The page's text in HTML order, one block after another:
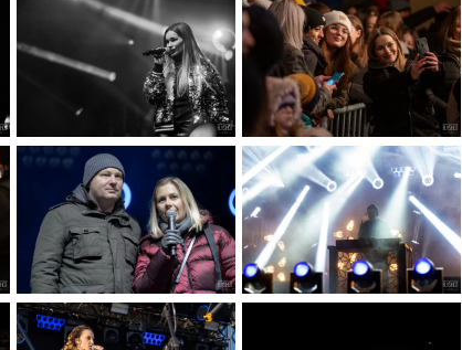
OSTRZEŻENIE HYDROLOGICZNE-16.07
Data dodania: 16.07.2026 godz. 15:00
Ostrzeżenie hydrologiczne
CZYTAJ KOMUNIKAT